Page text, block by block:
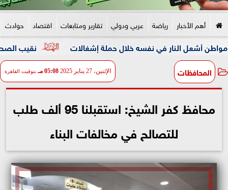
أهم الأخبار رياضة عربي ودولي تقارير ومتابعات اقتصاد حوادث
نقيب الصحفيين والنائبة في نفسه خلال حملة إشغالات
المحافظات الإثنين، 27 يناير 2025 05:08 مـ بتوقيت القاهرة
محافظ كفر الشيخ: استقبلنا 95 ألف طلب
للتصالح في مخالفات البناء